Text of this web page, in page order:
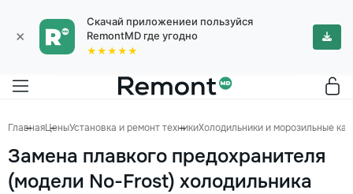
×
Скачай приложениеи пользуйся
RemontMD где угодно
★★★★★
ГлавнаяЦеныУстановка и ремонт техникиХолодильники и морозильные
Замена плавкого предохранителя
(модели No-Frost) холодильника